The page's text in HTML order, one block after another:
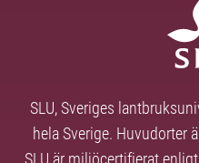
SLU, Sveriges
hela Sverige. Huvudorter
SLU är miljöcertifierat